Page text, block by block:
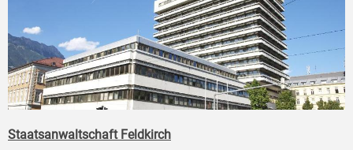
Staatsanwaltschaft Feldkirch